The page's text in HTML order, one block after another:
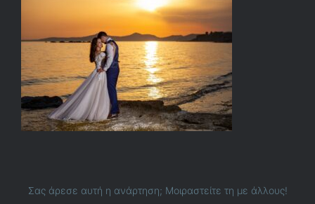
Σας άρεσε αυτή η ανάρτηση; Μοιραστείτε τη με άλλους!